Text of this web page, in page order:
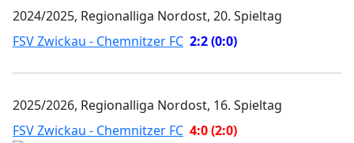
2024/2025, Regionalliga Nordost, 20. Spieltag
FSV Zwickau - Chemnitzer FC 2:2 (0:0)
2025/2026, Regionalliga Nordost, 16. Spieltag
FSV Zwickau - Chemnitzer FC 4:0 (2:0)